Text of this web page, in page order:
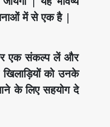
में से एक है |
एक संकल्प लें और
खिलाड़ियों को उनके
के लिए सहयोग दे